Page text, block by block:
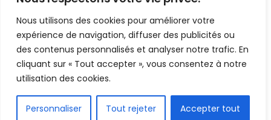
Nous utilisons des cookies pour améliorer votre
expérience de navigation, diffuser des publicités ou
des contenus personnalisés et analyser notre trafic. En
cliquant sur « Tout accepter », vous consentez à notre
utilisation des cookies.
Personnaliser Tout rejeter Accepter tout
Contactez-Nous
pisarl81@gmail.com
05 32 56 15 30
3498 route de Caunan
81290 LABRUGUIERE